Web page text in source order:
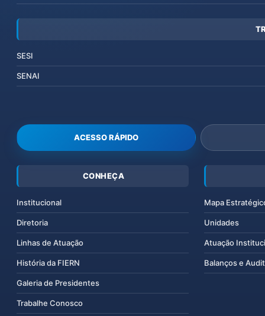
SESI
SENAI
ACESSO RÁPIDO
CONHEÇA
Institucional
Diretoria
Linhas de Atuação
História da FIERN
Galeria de Presidentes
Trabalhe Conosco
Mapa
Unidades
Atuação
Balanços e